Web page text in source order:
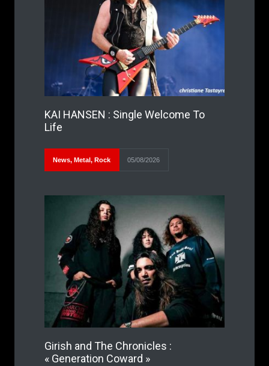
KAI HANSEN : Single Welcome To
Life
News, Metal , Rock 05/08/2026
Girish and The Chronicles :
« Generation Coward »